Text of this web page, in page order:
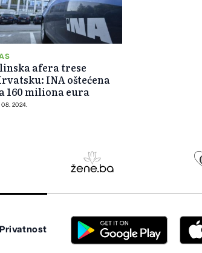
afera trese
INA oštećena
160 miliona eura
08. 2024.
Privatnost